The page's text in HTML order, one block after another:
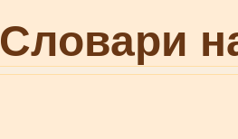
Словари